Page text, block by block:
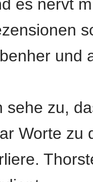
es nervt
und
sehe zu,
Worte zu